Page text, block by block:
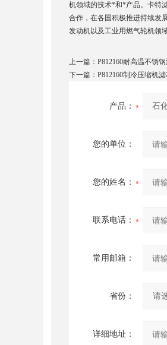
机领域的技术*和*产品。卡特
合作，在各国积极推进持续发
发动机以及工业用燃气轮机领
上一篇： P812160耐高温不锈
下一篇： P812160制冷压缩机
产品：
您的单位：
您的姓名：
联系电话：
常用邮箱：
省份：
详细地址：